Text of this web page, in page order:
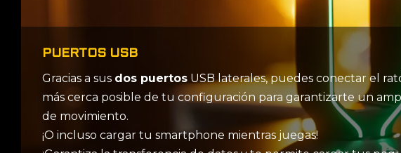
PUERTOS USB
Gracias a sus dos puertos USB laterales, puedes conectar el
más cerca posible de tu configuración para garantizarte un
de movimiento.
¡O incluso cargar tu smartphone mientras juegas!